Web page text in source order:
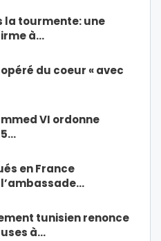
la tourmente: une
à…
du coeur « avec
VI ordonne
en France
tunisien renonce
à…